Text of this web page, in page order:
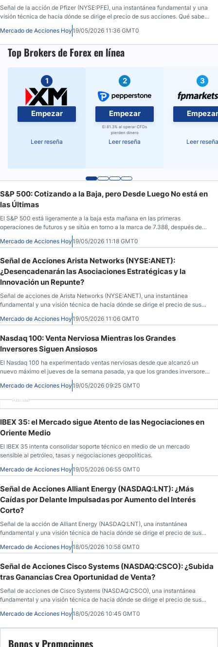
Señal de la acción de Pfizer (NYSE:PFE), una instantánea fundamental y una
visión técnica de hacia dónde se dirige el precio de sus acciones. Qué saber
antes de que abra el mercado el 19 de mayo de 2026, después de que PFE
cerrara sin cambios en $25,33 durante la sesión anterior, antes de caer un
Mercado de Acciones Hoy19/05/2026 11:36 GMT0
Top Brokers de Forex en línea
1
Empezar
Leer reseña
2
Empezar
El 81.3% al operar CFDs
pierden dinero
Leer reseña
3
Empezar
Leer reseña
S&P 500: Cotizando a la Baja, pero Desde Luego No está en
las Últimas
El S&P 500 está ligeramente a la baja esta mañana en las primeras
operaciones de futuros y se sitúa en torno a la marca de 7.388, después de
perder algo de terreno ayer, pero las cosas en el índice no son sencillas.
Mercado de Acciones Hoy19/05/2026 11:18 GMT0
Señal de Acciones Arista Networks (NYSE:ANET):
¿Desencadenarán las Asociaciones Estratégicas y la
Innovación un Repunte?
Señal de acciones de Arista Networks (NYSE:ANET), una instantánea
fundamental y una visión técnica de hacia dónde se dirige el precio de sus
acciones. Qué saber antes de la apertura del mercado el 19 de mayo de 2026,
después de que ANET cerrara a $141,71, un 0,18% menos durante la sesión
Mercado de Acciones Hoy19/05/2026 11:06 GMT0
Nasdaq 100: Venta Nerviosa Mientras los Grandes
Inversores Siguen Ansiosos
El Nasdaq 100 ha experimentado ventas nerviosas desde que alcanzó un
nuevo máximo el jueves de la semana pasada, ya que los grandes inversores
ansiosos en el mercado de valores se han vuelto cautelosos y están
esperando los resultados de varias piedras angulares clave.
Mercado de Acciones Hoy19/05/2026 09:25 GMT0
Publicidad
IBEX 35: el Mercado sigue Atento de las Negociaciones en
Oriente Medio
El IBEX 35 intenta consolidar soporte técnico en medio de un mercado
sensible al petróleo, tasas y negociaciones geopolíticas.
Mercado de Acciones Hoy19/05/2026 06:55 GMT0
Señal de Acciones Alliant Energy (NASDAQ:LNT): ¿Más
Caídas por Delante Impulsadas por Aumento del Interés
Corto?
Señal de la acción de Alliant Energy (NASDAQ:LNT), una instantánea
fundamental y una visión técnica de hacia dónde se dirige el precio de sus
acciones. Qué saber antes de la apertura del mercado el 18 de mayo de 2026,
después de que LNT cerrara a $70,90, un 2,14% menos durante la sesión
Mercado de Acciones Hoy18/05/2026 10:58 GMT0
Señal de Acciones Cisco Systems (NASDAQ:CSCO): ¿Subida
tras Ganancias Crea Oportunidad de Venta?
Señal de acciones de Cisco Systems (NASDAQ:CSCO), una instantánea
fundamental y una visión técnica de hacia dónde se dirige el precio de sus
acciones. Qué saber antes de la apertura del mercado el 18 de mayo de 2026,
después de que CSCO cerrara a $118,21, un 2,32% más durante la sesión
Mercado de Acciones Hoy18/05/2026 10:45 GMT0
Bonos y Promociones